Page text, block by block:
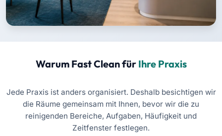
Warum Fast Clean für Ihre Praxis
Jede Praxis ist anders organisiert. Deshalb besichtigen wir
die Räume gemeinsam mit Ihnen, bevor wir die zu
reinigenden Bereiche, Aufgaben, Häufigkeit und
Zeitfenster festlegen.